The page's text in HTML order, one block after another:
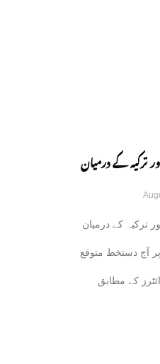
ترکیہ کے درمیان
ترکیہ کے درمیان
آج دستخط متوقع
کے مطابق